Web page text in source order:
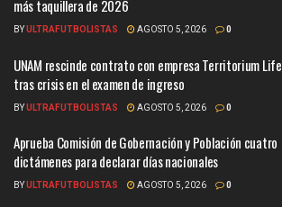
más taquillera de 2026
BYULTRAFUTBOLISTAS AGOSTO 5, 2026 0
UNAM rescinde contrato con empresa Territorium Life
tras crisis en el examen de ingreso
BYULTRAFUTBOLISTAS AGOSTO 5, 2026 0
Aprueba Comisión de Gobernación y Población cuatro
dictámenes para declarar días nacionales
BYULTRAFUTBOLISTAS AGOSTO 5, 2026 0